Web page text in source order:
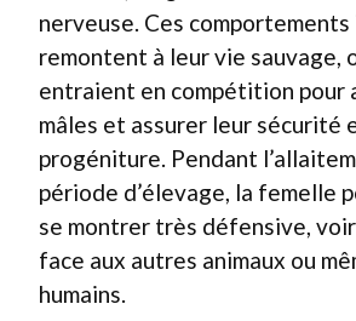
nerveuse. Ces
remontent à leur vie sauvage,
entraient en compétition pour
mâles et assurer leur sécurité
progéniture. Pendant
période d’élevage, la femelle
se montrer très défensive,
face aux autres animaux ou
humains.